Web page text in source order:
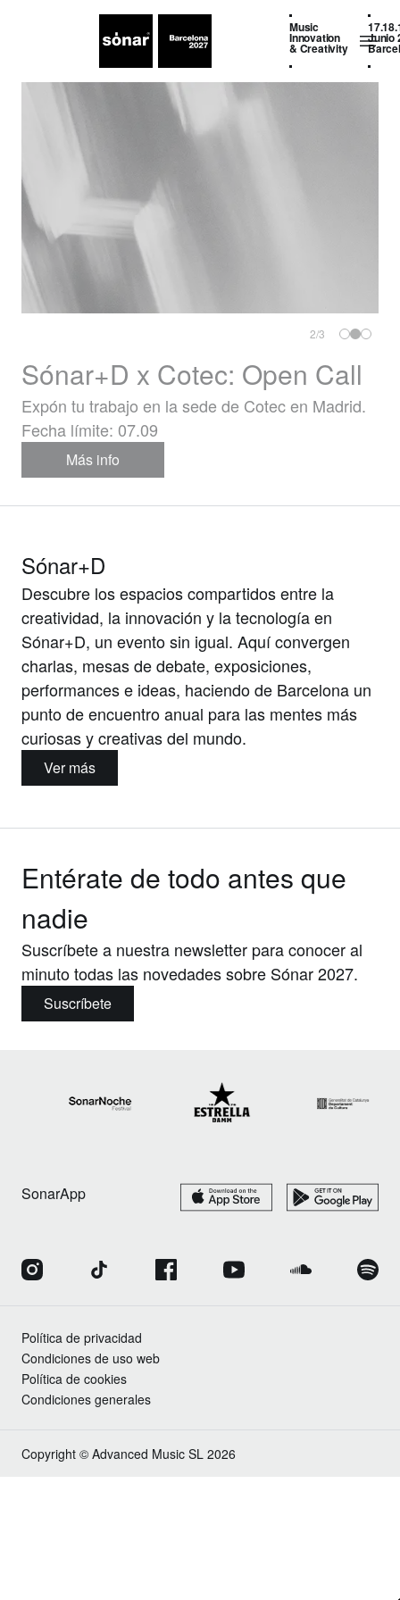
Music
Innovation
& Creativity
Junio
2/3
Sónar+D x Cotec: Open Call
Expón tu trabajo en la sede de Cotec en Madrid.
Fecha límite: 07.09
Más info
Sónar+D
Descubre los espacios compartidos entre la
creatividad, la innovación y la tecnología en
Sónar+D, un evento sin igual. Aquí convergen
charlas, mesas de debate, exposiciones,
performances e ideas, haciendo de Barcelona un
punto de encuentro anual para las mentes más
curiosas y creativas del mundo.
Ver más
Entérate de todo antes que
nadie
Suscríbete a nuestra newsletter para conocer al
minuto todas las novedades sobre Sónar 2027.
Suscríbete
SonarApp
Política de privacidad
Condiciones de uso web
Política de cookies
Condiciones generales
Copyright © Advanced Music SL 2026